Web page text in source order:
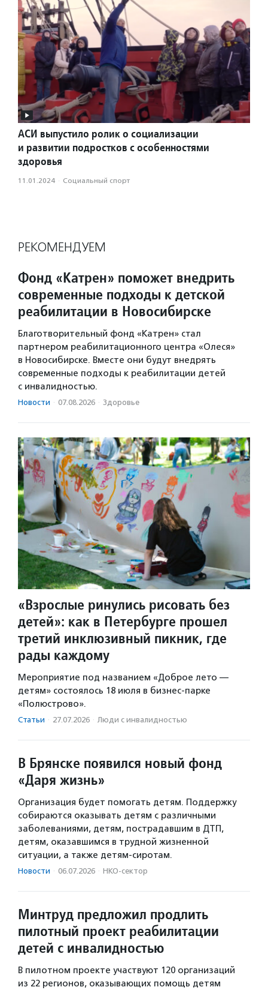
АСИ выпустило ролик о социализации
и развитии подростков с особенностями
здоровья
11.01.2024 · Социальный спорт
РЕКОМЕНДУЕМ
Фонд «Катрен» поможет внедрить
современные подходы к детской
реабилитации в Новосибирске
Благотворительный фонд «Катрен» стал
партнером реабилитационного центра «Олеся»
в Новосибирске. Вместе они будут внедрять
современные подходы к реабилитации детей
с инвалидностью.
Новости · 07.08.2026 · Здоровье
«Взрослые ринулись рисовать без
детей»: как в Петербурге прошел
третий инклюзивный пикник, где
рады каждому
Мероприятие под названием «Доброе лето —
детям» состоялось 18 июля в бизнес-парке
«Полюстрово».
Статьи · 27.07.2026 · Люди с инвалидностью
В Брянске появился новый фонд
«Даря жизнь»
Организация будет помогать детям. Поддержку
собираются оказывать детям с различными
заболеваниями, детям, пострадавшим в ДТП,
детям, оказавшимся в трудной жизненной
ситуации, а также детям-сиротам.
Новости · 06.07.2026 · НКО-сектор
Минтруд предложил продлить
пилотный проект реабилитации
детей с инвалидностью
В пилотном проекте участвуют 120 организаций
из 22 регионов, оказывающих помощь детям